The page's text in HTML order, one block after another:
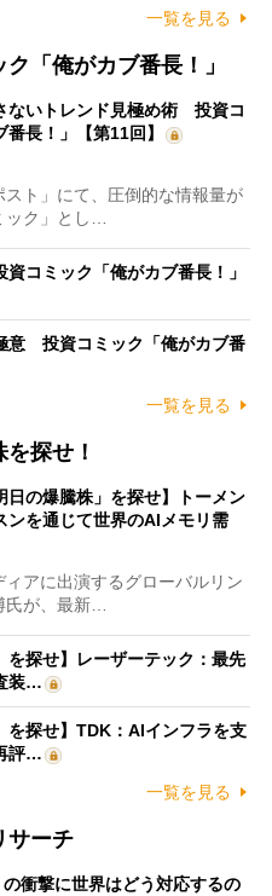
一覧を見る
「俺がカブ番長！」
ないトレンド見極め術 投資コ
番長！」【第11回】
ト」にて、圧倒的な情報量が
ック」とし…
コミック「俺がカブ番長！」
意 投資コミック「俺がカブ番
一覧を見る
探せ！
日の爆騰株」を探せ】トーメン
ンを通じて世界のAIメモリ需
アに出演するグローバルリン
氏が、最新…
を探せ】レーザーテック：最先
装…
を探せ】TDK：AIインフラを支
評…
一覧を見る
サーチ
衝撃に世界はどう対応するの